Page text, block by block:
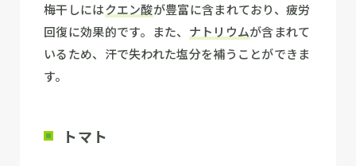
梅干しにはクエン酸が豊富に含まれており、疲労
回復に効果的です。また、 ナトリウムが含まれて
いるため、汗で失われた塩分を補うことができま
す。
トマト